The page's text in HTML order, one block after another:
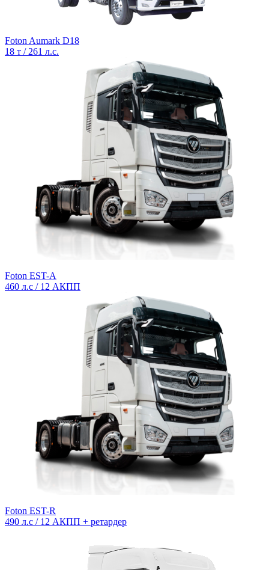
Foton Aumark D18
18 т / 261 л.с.
Foton EST-A
460 л.с / 12 АКПП
Foton EST-R
490 л.с / 12 АКПП + ретардер